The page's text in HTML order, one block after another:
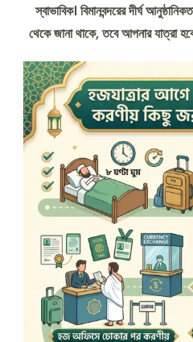
স্বাভাবিক। বিমানবন্দরের দীর্ঘ
থেকে জানা থাকে, তবে আপনার যাত্রা